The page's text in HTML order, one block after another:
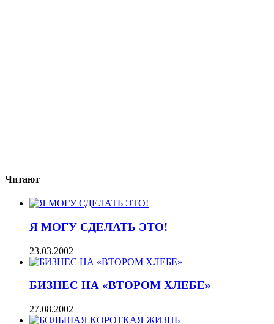
Читают
Я МОГУ СДЕЛАТЬ ЭТО!
23.03.2002
БИЗНЕС НА «ВТОРОМ ХЛЕБЕ»
27.08.2002